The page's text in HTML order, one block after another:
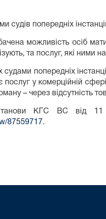
попередніх
можливість осіб
та послуг, які ними
судами попередніх
послуг у комерційній
– через відсутність
КГС ВС від
87559717.